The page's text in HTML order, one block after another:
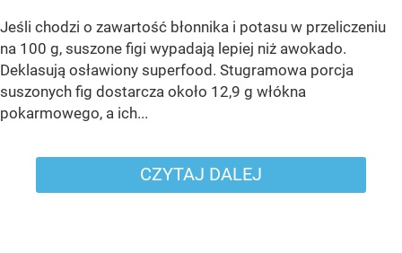
Jeśli chodzi o zawartość błonnika i potasu w przeliczeniu
na 100 g, suszone figi wypadają lepiej niż awokado.
Deklasują osławiony superfood. Stugramowa porcja
suszonych fig dostarcza około 12,9 g włókna
pokarmowego, a ich...
CZYTAJ DALEJ